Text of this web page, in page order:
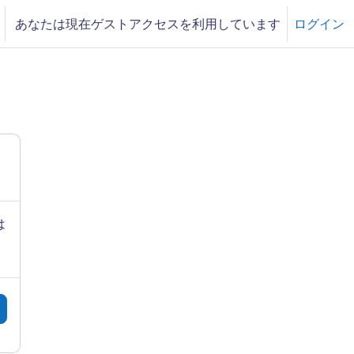
あなたは現在ゲストアクセスを利用しています ログイン